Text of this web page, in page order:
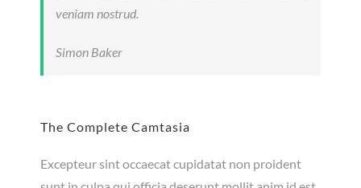
veniam nostrud.
Simon Baker
The Complete Camtasia
Excepteur sint occaecat cupidatat non proident